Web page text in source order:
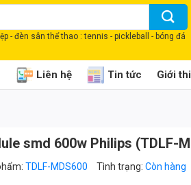
- đèn sân thể thao : tennis - pickleball - bóng đá
Liên hệ Tin tức Giới
smd 600w Philips (TDLF-
TDLF-MDS600 Tình trạng: Còn hàng